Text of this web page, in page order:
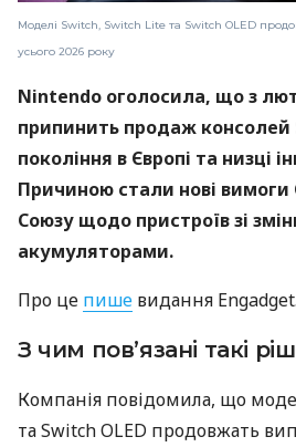
Моделі Switch, Switch Lite та Switch OLED
усього 2026 року
Nintendo оголосила, що з
припинить продаж
покоління в Європі та низці
Причиною стали нові вимоги
Союзу щодо пристроїв зі
акумуляторами.
Про це пише видання Engadget.
З чим пов’язані такі
Компанія повідомила, що
та Switch OLED продовжать